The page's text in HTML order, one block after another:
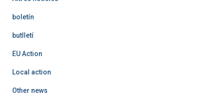
boletín
butlletí
EU Action
Local action
Other news